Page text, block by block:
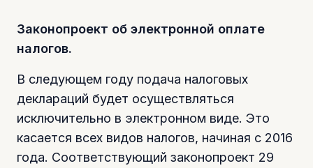
Законопроект об электронной оплате
налогов.
В следующем году подача налоговых
деклараций будет осуществляться
исключительно в электронном виде. Это
касается всех видов налогов, начиная с 2016
года. Соответствующий законопроект 29